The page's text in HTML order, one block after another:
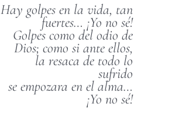
Hay golpes en la vida, tan
fuertes… ¡Yo no sé!
Golpes como del odio de
Dios; como si ante ellos,
la resaca de todo lo
sufrido
se empozara en el alma…
¡Yo no sé!